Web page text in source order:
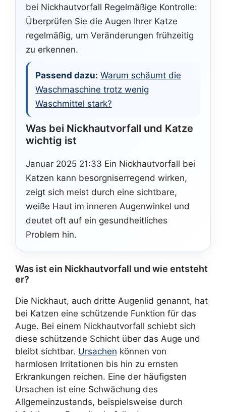
bei Nickhautvorfall Regelmäßige Kontrolle:
Überprüfen Sie die Augen Ihrer Katze
regelmäßig, um Veränderungen frühzeitig
zu erkennen.
Passend dazu: Warum schäumt die
Waschmaschine trotz wenig
Waschmittel stark?
Was bei Nickhautvorfall und Katze
wichtig ist
Januar 2025 21:33 Ein Nickhautvorfall bei
Katzen kann besorgniserregend wirken,
zeigt sich meist durch eine sichtbare,
weiße Haut im inneren Augenwinkel und
deutet oft auf ein gesundheitliches
Problem hin.
Was ist ein Nickhautvorfall und wie entsteht
er?
Die Nickhaut, auch dritte Augenlid genannt, hat
bei Katzen eine schützende Funktion für das
Auge. Bei einem Nickhautvorfall schiebt sich
diese schützende Schicht über das Auge und
bleibt sichtbar. Ursachen können von
harmlosen Irritationen bis hin zu ernsten
Erkrankungen reichen. Eine der häufigsten
Ursachen ist eine Schwächung des
Allgemeinzustands, beispielsweise durch